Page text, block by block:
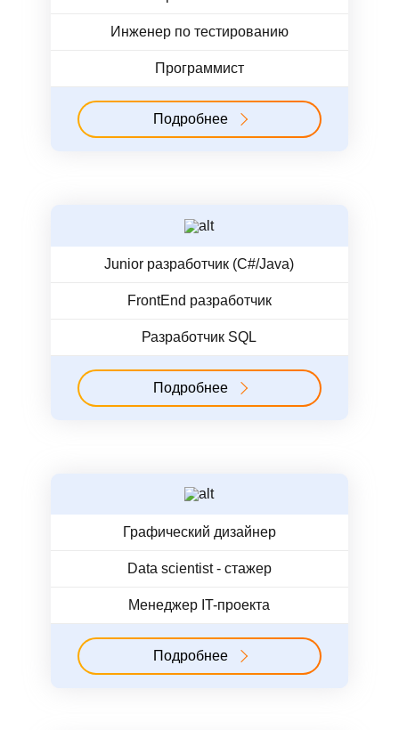
Инженер по тестированию
Программист
Подробнее
Junior разработчик (C#/Java)
FrontEnd разработчик
Разработчик SQL
Подробнее
Графический дизайнер
Data scientist - стажер
Менеджер IT-проекта
Подробнее